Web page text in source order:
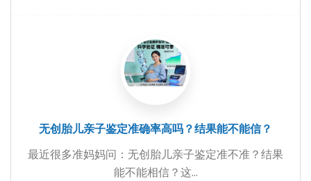
无创胎儿亲子鉴定准确率高吗？结果能不能信？
最近很多准妈妈问：无创胎儿亲子鉴定准不准？结果
能不能相信？这...